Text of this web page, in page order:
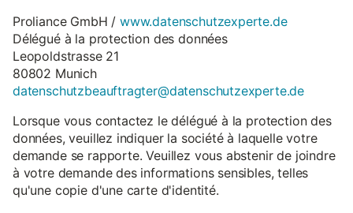
Proliance GmbH /www.datenschutzexperte.de
Délégué à la protection des données
Leopoldstrasse 21
80802 Munich
datenschutzbeauftragter@datenschutzexperte.de
Lorsque vous contactez le délégué à la protection des
données, veuillez indiquer la société à laquelle votre
demande se rapporte. Veuillez vous abstenir de joindre
à votre demande des informations sensibles, telles
qu'une copie d'une carte d'identité.